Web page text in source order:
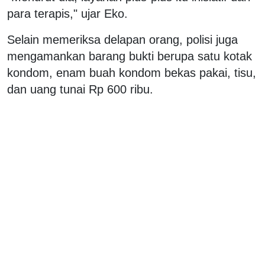
para terapis," ujar Eko.
Selain memeriksa delapan orang, polisi juga
mengamankan barang bukti berupa satu kotak
kondom, enam buah kondom bekas pakai, tisu,
dan uang tunai Rp 600 ribu.